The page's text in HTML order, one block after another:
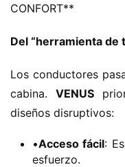
CONFORT​**​
​Del “herramienta de
Los conductores
cabina. ​ ​VENUS​
diseños disruptivos:
•​​Acceso fácil​​:
esfuerzo.